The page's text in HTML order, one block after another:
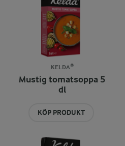
KELDA®
Mustig tomatsoppa 5
dl
KÖP PRODUKT